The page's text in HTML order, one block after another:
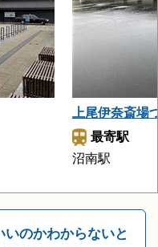
上尾伊奈斎場
最寄駅
沼南駅
いのかわからないと